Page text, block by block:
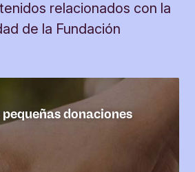
relacionados con la
de la Fundación
donaciones